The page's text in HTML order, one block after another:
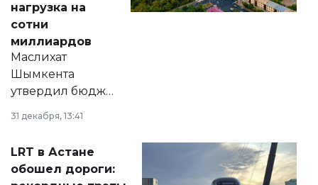
нагрузка на
сотни
миллиардов
Маслихат
Шымкента
утвердил бюджет
города на 2026–
2028 годы.
документ
появился в базе
31 декабря, 13:41
LRT в Астане
обошел дороги: